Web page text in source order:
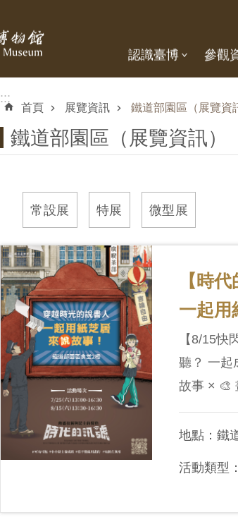
認識臺博 參觀
:::
首頁 展覽資訊 鐵道部園區（展覽資
鐵道部園區（展覽資訊）
常設展 特展 微型展
【時
一起用
【8/15
聽？ 一起
故事 × 🎨
地點：鐵
活動類型